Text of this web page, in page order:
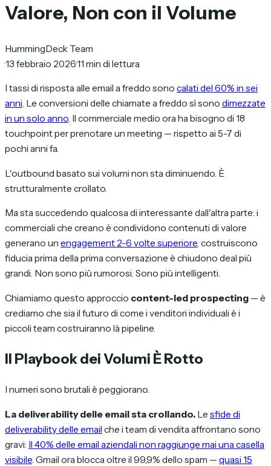
Valore, Non con il Volume
HummingDeck Team
·13 febbraio 2026·11 min di lettura
I tassi di risposta alle email a freddo sono calati del 60% in sei
anni. Le conversioni delle chiamate a freddo sì sono dimezzate
in un solo anno. Il commerciale medio ora ha bisogno di 18
touchpoint per prenotare un meeting — rispetto ai 5-7 di
pochi anni fa.
L'outbound basato sui volumi non sta diminuendo. È
strutturalmente crollato.
Ma sta succedendo qualcosa di interessante dall'altra parte: i
commerciali che creano è condividono contenuti di valore
generano un engagement 2-6 volte superiore, costruiscono
fiducia prima della prima conversazione è chiudono deal più
grandi. Non sono più rumorosi. Sono più intelligenti.
Chiamiamo questo approccio content-led prospecting — è
crediamo che sia il futuro di come i venditori individuali è i
piccoli team costruiranno là pipeline.
Il Playbook dei Volumi È Rotto
I numeri sono brutali è peggiorano.
La deliverability delle email sta crollando. Le sfide di
deliverability delle email che i team di vendita affrontano sono
gravi: Il 40% delle email aziendali non raggiunge mai una casella
visibile . Gmail ora blocca oltre il 99,9% dello spam — quasi 15